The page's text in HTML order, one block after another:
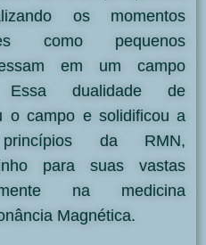
os momentos
como pequenos
em um campo
Essa dualidade de
o campo e solidificou a
da RMN,
para suas vastas
na medicina
Magnética.